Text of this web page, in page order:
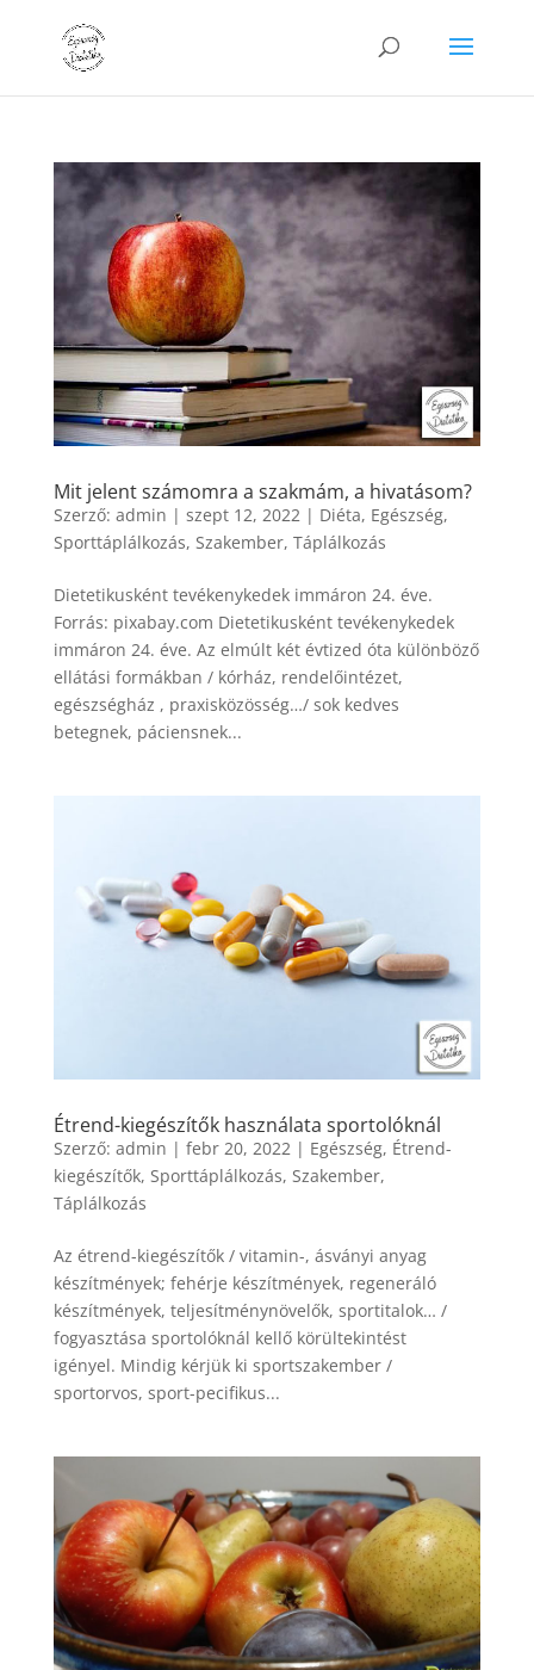
Mit jelent számomra a szakmám, a hivatásom?
Szerző: admin | szept 12, 2022 | Diéta, Egészség,
Sporttáplálkozás, Szakember, Táplálkozás
Dietetikusként tevékenykedek immáron 24. éve.
Forrás: pixabay.com Dietetikusként tevékenykedek
immáron 24. éve. Az elmúlt két évtized óta különböző
ellátási formákban / kórház, rendelőintézet,
egészségház , praxisközösség…/ sok kedves
betegnek, páciensnek...
Étrend-kiegészítők használata sportolóknál
Szerző: admin | febr 20, 2022| Egészség, Étrend-
kiegészítők, Sporttáplálkozás, Szakember,
Táplálkozás
Az étrend-kiegészítők / vitamin-, ásványi anyag
készítmények; fehérje készítmények, regeneráló
készítmények, teljesítménynövelők, sportitalok… /
fogyasztása sportolóknál kellő körültekintést
igényel. Mindig kérjük ki sportszakember /
sportorvos, sport-pecifikus...